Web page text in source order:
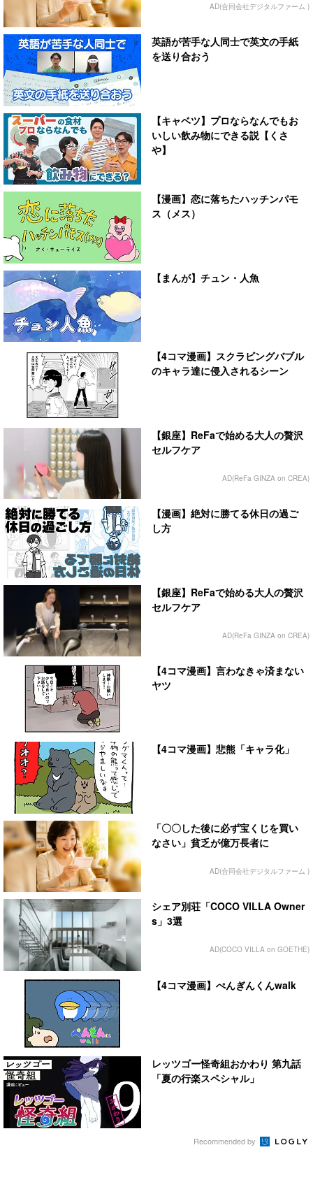
AD(合同会社デジタルファーム )
英語が苦手な人同士で英文の手紙
を送り合おう
【キャベツ】プロならなんでもお
いしい飲み物にできる説【くさ
や】
【漫画】恋に落ちたハッチンパモ
ス（メス）
【まんが】チュン・人魚
【4コマ漫画】スクラビングバブル
のキャラ達に侵入されるシーン
【銀座】ReFaで始める大人の贅沢
セルフケア
AD(ReFa GINZA on CREA)
【漫画】絶対に勝てる休日の過ご
し方
【銀座】ReFaで始める大人の贅沢
セルフケア
AD(ReFa GINZA on CREA)
【4コマ漫画】言わなきゃ済まない
ヤツ
【4コマ漫画】悲熊「キャラ化」
「〇〇した後に必ず宝くじを買い
なさい」貧乏が億万長者に
AD(合同会社デジタルファーム )
シェア別荘「COCO VILLA Owner
s」3選
AD(COCO VILLA on GOETHE)
【4コマ漫画】ぺんぎんくんwalk
レッツゴー怪奇組おかわり 第九話
「夏の行楽スペシャル」
Recommended by